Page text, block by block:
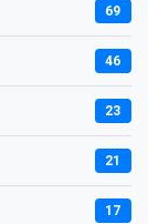
69
46
23
21
17